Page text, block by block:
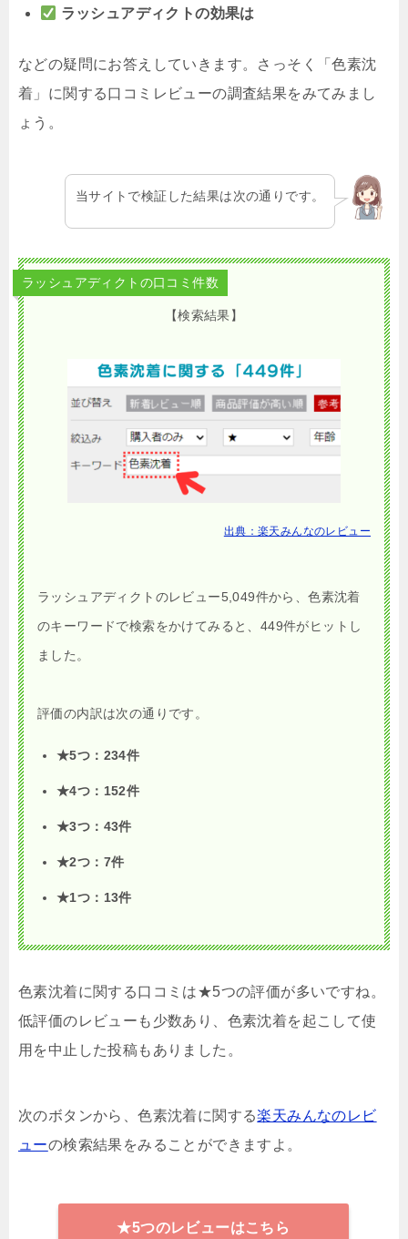
ラッシュアディクトの効果は
などの疑問にお答えしていきます。さっそく「色素沈
着」に関する口コミレビューの調査結果をみてみまし
ょう。
当サイトで検証した結果は次の通りです。
ラッシュアディクトの口コミ件数
【検索結果】
出典：楽天みんなのレビュー
ラッシュアディクトのレビュー5,049件から、色素沈着
のキーワードで検索をかけてみると、449件がヒットし
ました。
評価の内訳は次の通りです。
★5つ：234件
★4つ：152件
★3つ：43件
★2つ：7件
★1つ：13件
色素沈着に関する口コミは★5つの評価が多いですね。
低評価のレビューも少数あり、色素沈着を起こして使
用を中止した投稿もありました。
次のボタンから、色素沈着に関する楽天みんなのレビ
ューの検索結果をみることができますよ。
★5つのレビューはこちら